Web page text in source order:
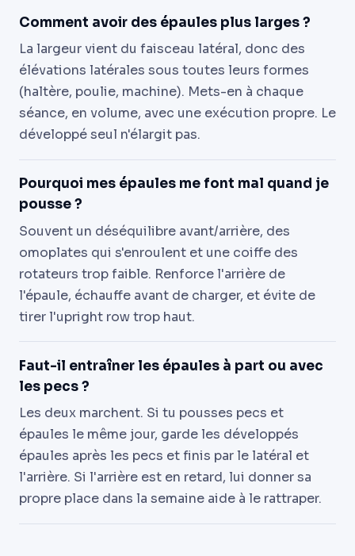
Comment avoir des épaules plus larges ?
La largeur vient du faisceau latéral, donc des
élévations latérales sous toutes leurs formes
(haltère, poulie, machine). Mets-en à chaque
séance, en volume, avec une exécution propre. Le
développé seul n'élargit pas.
Pourquoi mes épaules me font mal quand je
pousse ?
Souvent un déséquilibre avant/arrière, des
omoplates qui s'enroulent et une coiffe des
rotateurs trop faible. Renforce l'arrière de
l'épaule, échauffe avant de charger, et évite de
tirer l'upright row trop haut.
Faut-il entraîner les épaules à part ou avec
les pecs ?
Les deux marchent. Si tu pousses pecs et
épaules le même jour, garde les développés
épaules après les pecs et finis par le latéral et
l'arrière. Si l'arrière est en retard, lui donner sa
propre place dans la semaine aide à le rattraper.